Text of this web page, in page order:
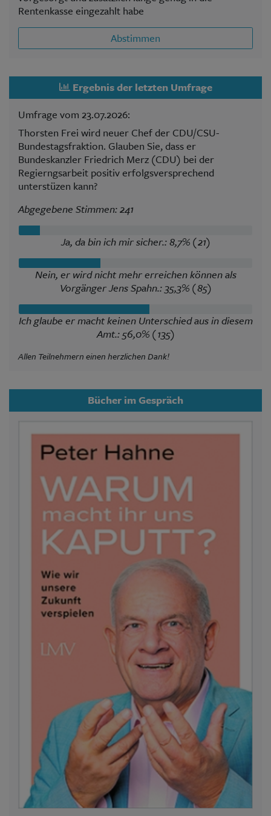
Rentenkasse eingezahlt habe
Abstimmen
Ergebnis der letzten Umfrage
Umfrage vom 23.07.2026:
Thorsten Frei wird neuer Chef der CDU/CSU-
Bundestagsfraktion. Glauben Sie, dass er
Bundeskanzler Friedrich Merz (CDU) bei der
Regierngsarbeit positiv erfolgsversprechend
unterstüzen kann?
Abgegebene Stimmen: 241
Ja, da bin ich mir sicher.: 8,7% (21)
Nein, er wird nicht mehr erreichen können als
Vorgänger Jens Spahn.: 35,3% (85)
Ich glaube er macht keinen Unterschied aus in diesem
Amt.: 56,0% (135)
Allen Teilnehmern einen herzlichen Dank!
Bücher im Gespräch